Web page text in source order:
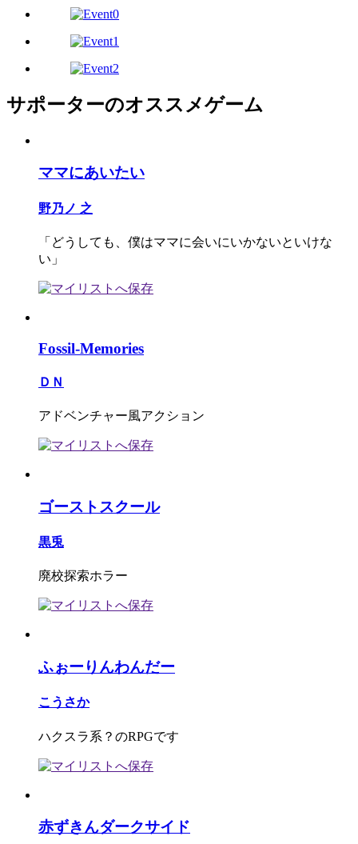
サポーターのオススメゲーム
ママにあいたい
野乃ノ 之
「どうしても、僕はママに会いにいかないといけな
い」
Fossil-Memories
ＤＮ
アドベンチャー風アクション
ゴーストスクール
黒兎
廃校探索ホラー
ふぉーりんわんだー
こうさか
ハクスラ系？のRPGです
赤ずきんダークサイド